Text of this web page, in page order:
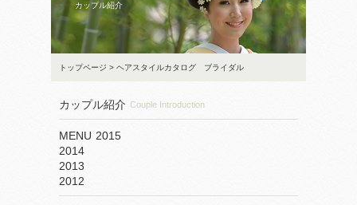
カップル紹介
トップページ > ヘアスタイルカタログ ブライダル
カップル紹介 Couple Introduction
MENU 2015
2014
2013
2012